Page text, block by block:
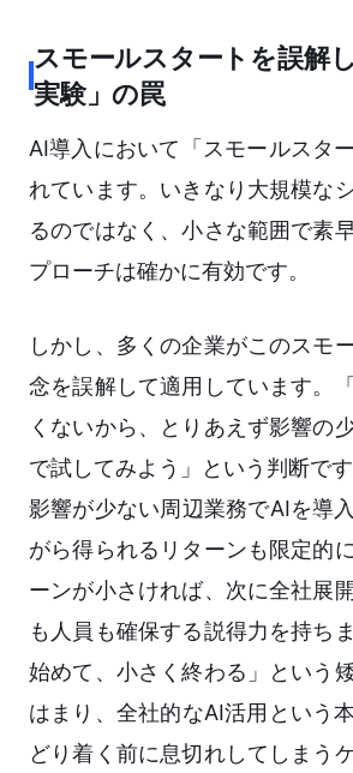
スモールスタートを誤解
実験」の罠
AI導入において「スモールスタ
れています。いきなり大規模な
るのではなく、小さな範囲で素
プローチは確かに有効です。
しかし、多くの企業がこのスモ
念を誤解して適用しています。
くないから、とりあえず影響の
で試してみよう」という判断です
影響が少ない周辺業務でAIを導
がら得られるリターンも限定的
ーンが小さければ、次に全社展
も人員も確保する説得力を持ち
始めて、小さく終わる」という
はまり、全社的なAI活用という
どり着く前に息切れしてしまう